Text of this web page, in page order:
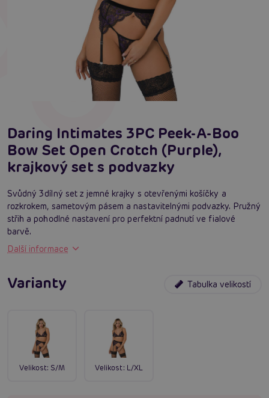
Daring Intimates 3PC Peek-A-Boo
Bow Set Open Crotch (Purple),
krajkový set s podvazky
Svůdný 3dílný set z jemné krajky s otevřenými košíčky a
rozkrokem, sametovým pásem a nastavitelnými podvazky. Pružný
střih a pohodlné nastavení pro perfektní padnutí ve fialové
barvě.
Další informace
Varianty Tabulka velikostí
Velikost: S/M Velikost: L/XL